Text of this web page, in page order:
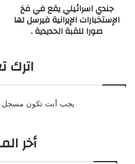
جندي اسرائيلي يقع في فخ
الإستخبارات الإيرانية فيرسل لها
صورا للقبة الحديدية .
اترك
يجب أنت تكون مسجل
أخر